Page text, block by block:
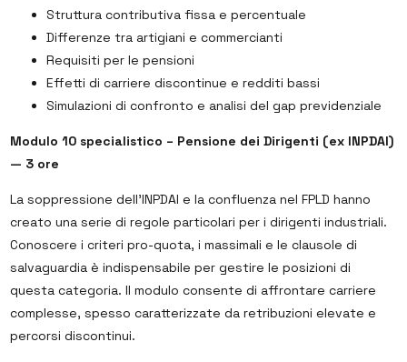
Struttura contributiva fissa e percentuale
Differenze tra artigiani e commercianti
Requisiti per le pensioni
Effetti di carriere discontinue e redditi bassi
Simulazioni di confronto e analisi del gap previdenziale
Modulo 10 specialistico – Pensione dei Dirigenti (ex INPDAI)
— 3 ore
La soppressione dell’INPDAI e la confluenza nel FPLD hanno
creato una serie di regole particolari per i dirigenti industriali.
Conoscere i criteri pro-quota, i massimali e le clausole di
salvaguardia è indispensabile per gestire le posizioni di
questa categoria. Il modulo consente di affrontare carriere
complesse, spesso caratterizzate da retribuzioni elevate e
percorsi discontinui.